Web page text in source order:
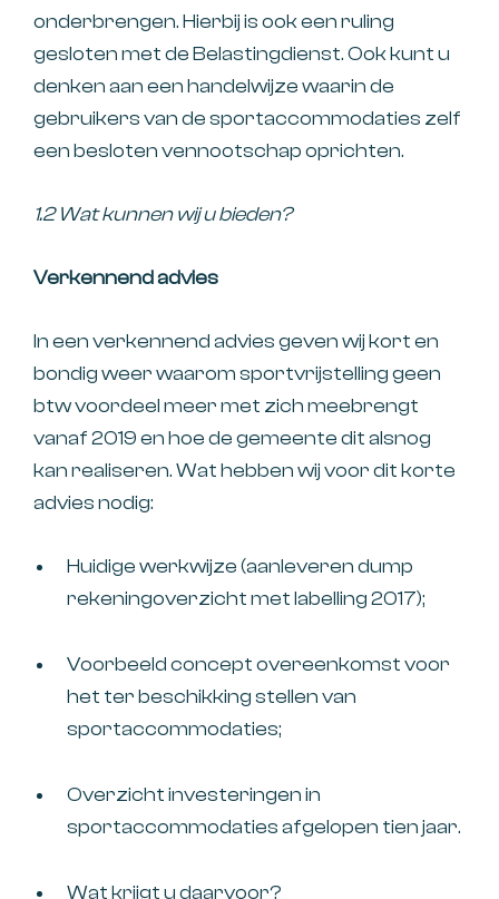
onderbrengen. Hierbij is ook een ruling
gesloten met de Belastingdienst. Ook kunt u
denken aan een handelwijze waarin de
gebruikers van de sportaccommodaties zelf
een besloten vennootschap oprichten.
1.2 Wat kunnen wij u bieden?
Verkennend advies
In een verkennend advies geven wij kort en
bondig weer waarom sportvrijstelling geen
btw voordeel meer met zich meebrengt
vanaf 2019 en hoe de gemeente dit alsnog
kan realiseren. Wat hebben wij voor dit korte
advies nodig:
Huidige werkwijze (aanleveren dump
rekeningoverzicht met labelling 2017);
Voorbeeld concept overeenkomst voor
het ter beschikking stellen van
sportaccommodaties;
Overzicht investeringen in
sportaccommodaties afgelopen tien jaar.
Wat krijgt u daarvoor?